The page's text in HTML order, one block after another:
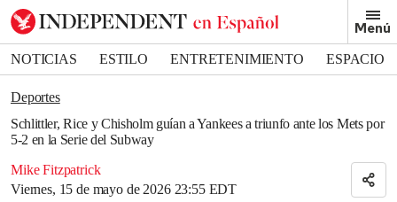
Menú
NOTICIAS ESTILO ENTRETENIMIENTO
ESPACIO
DEPORTES
Deportes
Schlittler, Rice y Chisholm guían a Yankees a triunfo ante los Mets por
5-2 en la Serie del Subway
Mike Fitzpatrick
Viernes, 15 de mayo de 2026 23:55 EDT
Bookmark popover
Removed from bookmarks
Close popover